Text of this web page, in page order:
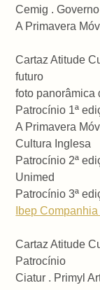
Cemig .
A Primavera
Cartaz Atitude
futuro
foto panorâmica
Patrocínio 1ª
A Primavera
Cultura Inglesa
Patrocínio 2ª
Unimed
Patrocínio 3ª
Ibep
Cartaz Atitude
Patrocínio
Ciatur . Primyl